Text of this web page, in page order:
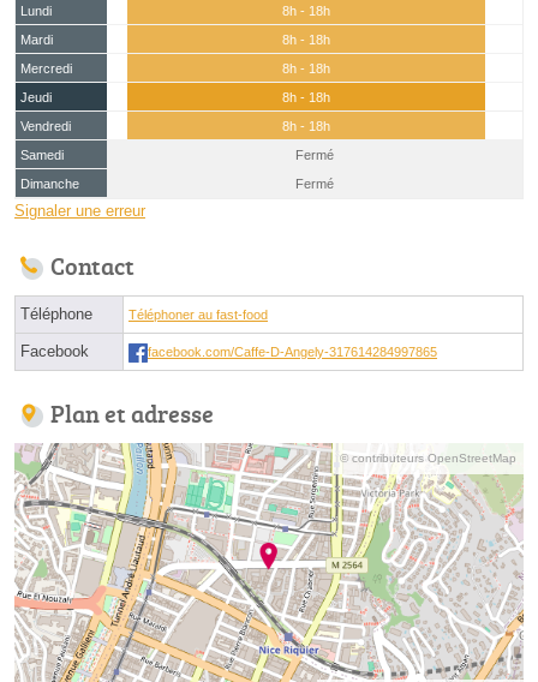
Lundi
8h - 18h
Mardi
8h - 18h
Mercredi
8h - 18h
Jeudi
8h - 18h
Vendredi
8h - 18h
Samedi
Fermé
Dimanche
Fermé
Signaler une erreur
Contact
Téléphone Téléphoner au fast-food
Facebook facebook.com/Caffe-D-Angely-317614284997865
Plan et adresse
© contributeurs OpenStreetMap